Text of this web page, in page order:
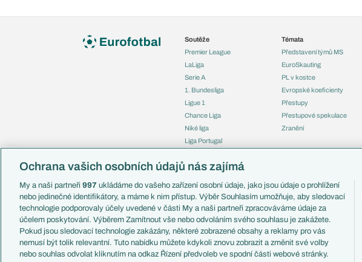
Soutěže
Premier League
LaLiga
Serie A
1. Bundesliga
Ligue 1
Chance Liga
Niké liga
Liga Portugal
Liga mistrů
Mistrovství světa
Liga národů
Témata
Představení týmů MS
EuroSkauting
PL v kostce
Evropské koeficienty
Přestupy
Přestupové spekulace
Zranění
Ochrana vašich osobních údajů nás zajímá
My a naši partneři 997 ukládáme do vašeho zařízení osobní údaje, jako jsou údaje o prohlížení
nebo jedinečné identifikátory, a máme k nim přístup. Výběr Souhlasím umožňuje, aby sledovací
technologie podporovaly účely uvedené v části My a naši partneři zpracováváme údaje za
účelem poskytování. Výběrem Zamítnout vše nebo odvoláním svého souhlasu je zakážete.
Pokud jsou sledovací technologie zakázány, některé zobrazené obsahy a reklamy pro vás
nemusí být tolik relevantní. Tuto nabídku můžete kdykoli znovu zobrazit a změnit své volby
nebo souhlas odvolat kliknutím na odkaz Řízení předvoleb ve spodní části webové stránky.